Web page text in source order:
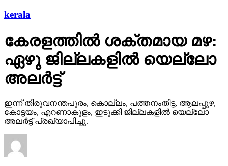
kerala
കേരളത്തില്‍ ശക്തമായ മഴ:
ഏഴു ജില്ലകളില്‍ യെല്ലോ
അലര്‍ട്ട്
ഇന്ന് തിരുവനന്തപുരം, കൊല്ലം, പത്തനംതിട്ട, ആലപ്പുഴ,
കോട്ടയം, എറണാകുളം, ഇടുക്കി ജില്ലകളില്‍ യെല്ലോ
അലര്‍ട്ട് പ്രഖ്യാപിച്ചു.